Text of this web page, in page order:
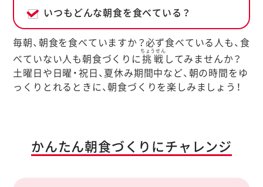
いつもどんな朝食を食べている？
毎朝、朝食を食べていますか？必ず食べている人も、食
べていない人も朝食づくりに挑戦
ちょうせん
してみませんか？
土曜日や日曜・祝日、夏休み期間中など、朝の時間をゆ
っくりとれるときに、朝食づくりを楽しみましょう！
かんたん朝食づくりにチャレンジ